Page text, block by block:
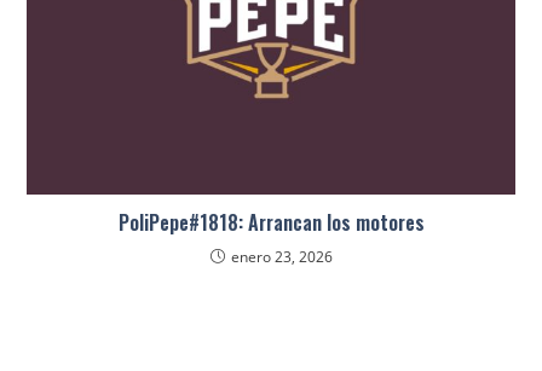
PoliPepe#1818: Arrancan los motores
enero 23, 2026